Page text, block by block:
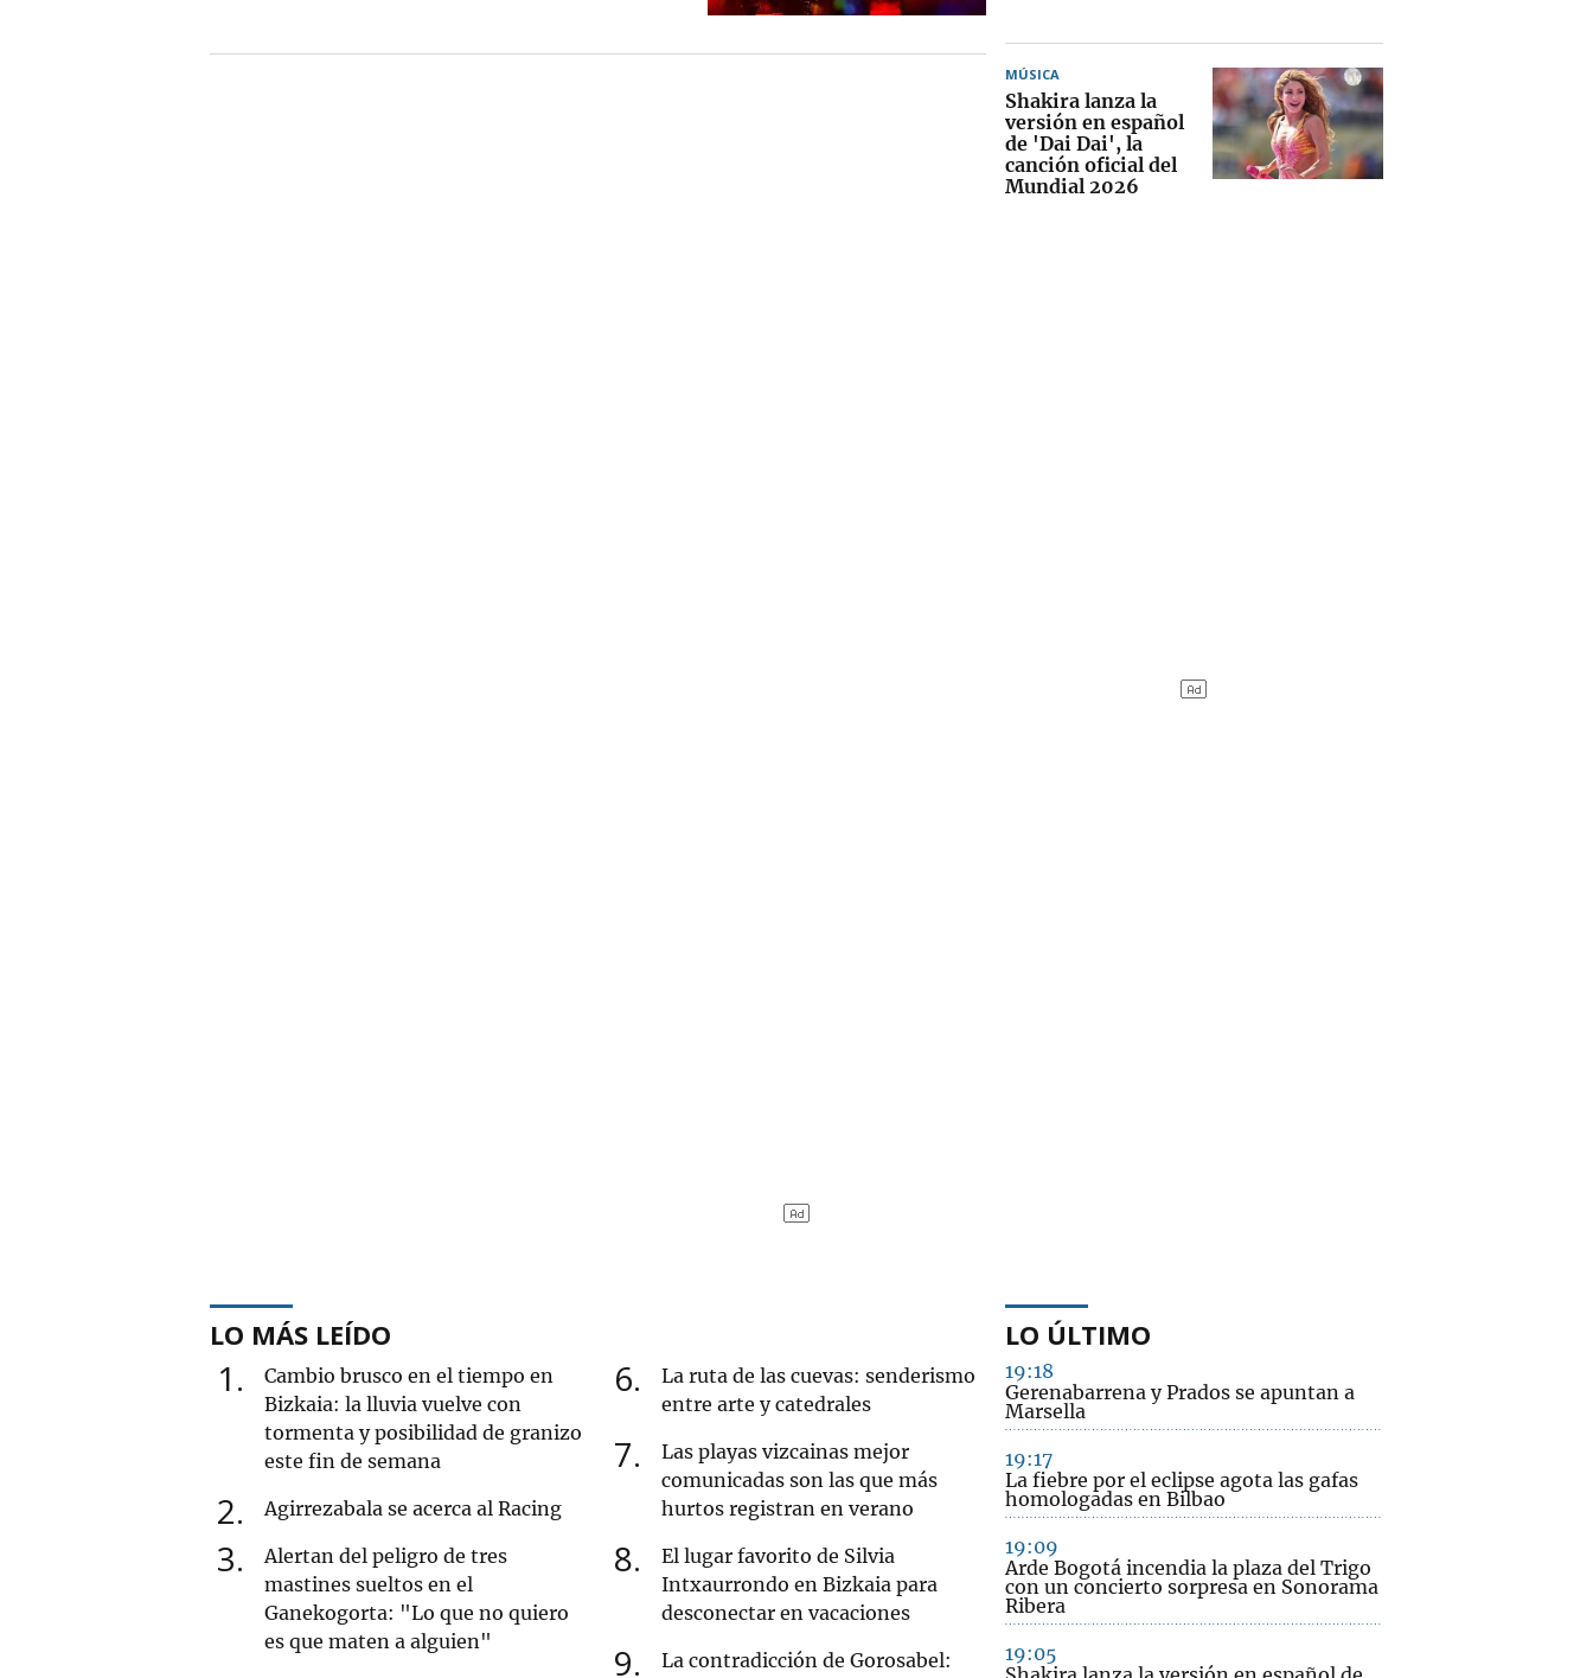
MÚSICA
Shakira lanza la
versión en español
de 'Dai Dai', la
canción oficial del
Mundial 2026
LO MÁS LEÍDO
1
Cambio brusco en el tiempo en
Bizkaia: la lluvia vuelve con
tormenta y posibilidad de granizo
este fin de semana
2 Agirrezabala se acerca al Racing
3
Alertan del peligro de tres
mastines sueltos en el
Ganekogorta: "Lo que no quiero
es que maten a alguien"
6
La ruta de las cuevas: senderismo
entre arte y catedrales
7
Las playas vizcainas mejor
comunicadas son las que más
hurtos registran en verano
8
El lugar favorito de Silvia
Intxaurrondo en Bizkaia para
desconectar en vacaciones
9
La contradicción de Gorosabel:
LO ÚLTIMO
19:18
Gerenabarrena y Prados se apuntan a
Marsella
19:17
La fiebre por el eclipse agota las gafas
homologadas en Bilbao
19:09
Arde Bogotá incendia la plaza del Trigo
con un concierto sorpresa en Sonorama
Ribera
19:05